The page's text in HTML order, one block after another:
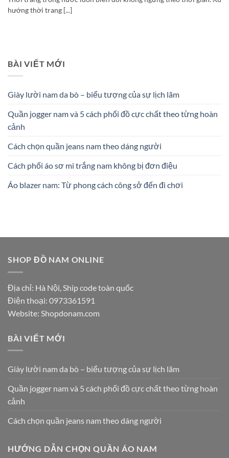
hướng thời trang [...]
BÀI VIẾT MỚI
Giày lười nam da bò – biểu tượng của sự lịch lãm
Quần jogger nam và 5 cách phối đồ cực chất theo từng hoàn
cảnh
Cách chọn quần jeans nam theo dáng người
Cách phối áo sơ mi trắng nam không bị đơn điệu
Áo blazer nam: Từ phong cách công sở đến đi chơi
SHOP ĐỒ NAM ONLINE
Địa chỉ: Hà Nội, Ship code toàn quốc
Điện thoại: 0973361591
Website: Shopdonam.com
BÀI VIẾT MỚI
Giày lười nam da bò – biểu tượng của sự lịch lãm
Quần jogger nam và 5 cách phối đồ cực chất theo từng hoàn
cảnh
Cách chọn quần jeans nam theo dáng người
HƯỚNG DẪN CHỌN QUẦN ÁO NAM